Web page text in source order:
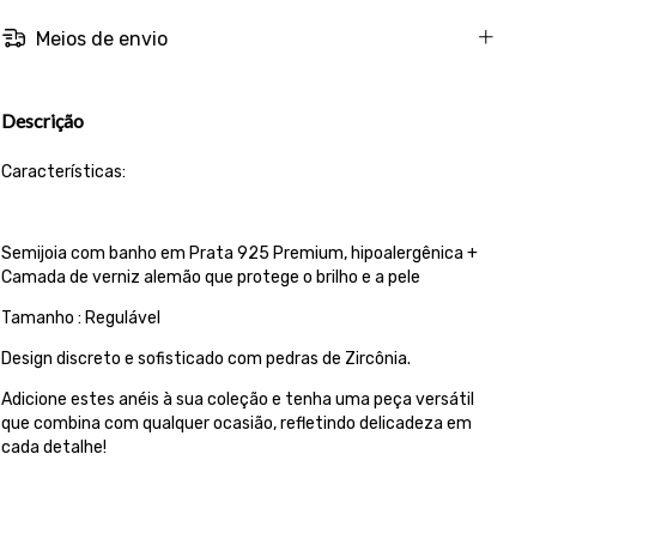
Meios de envio
Descrição
Características:
Semijoia com banho em Prata 925 Premium, hipoalergênica +
Camada de verniz alemão que protege o brilho e a pele
Tamanho : Regulável
Design discreto e sofisticado com pedras de Zircônia.
Adicione estes anéis à sua coleção e tenha uma peça versátil
que combina com qualquer ocasião, refletindo delicadeza em
cada detalhe!